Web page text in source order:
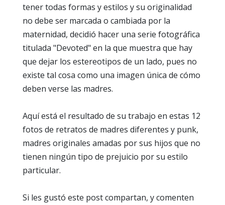
tener todas formas y estilos y su originalidad
no debe ser marcada o cambiada por la
maternidad, decidió hacer una serie fotográfica
titulada "Devoted" en la que muestra que hay
que dejar los estereotipos de un lado, pues no
existe tal cosa como una imagen única de cómo
deben verse las madres.
Aquí está el resultado de su trabajo en estas 12
fotos de retratos de madres diferentes y punk,
madres originales amadas por sus hijos que no
tienen ningún tipo de prejuicio por su estilo
particular.
Si les gustó este post compartan, y comenten